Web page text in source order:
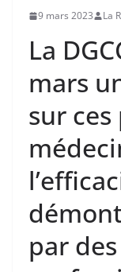
9 mars 2023 La
La
mars
sur
par